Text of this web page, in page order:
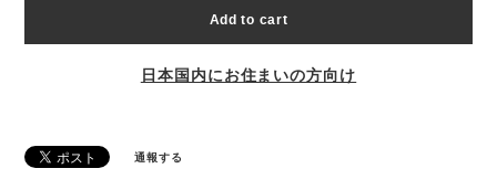
Add to cart
日本国内にお住まいの方向け
通報する